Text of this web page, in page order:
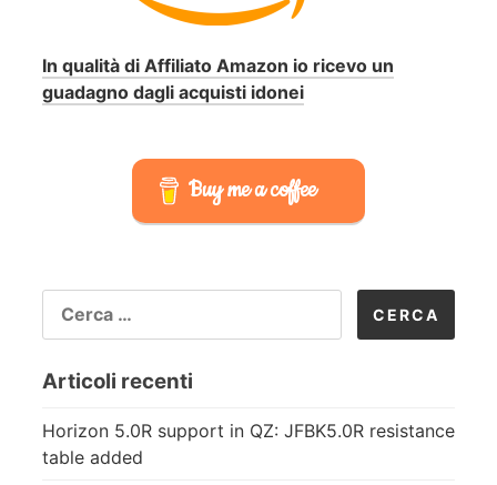
In qualità di Affiliato Amazon io ricevo un
guadagno dagli acquisti idonei
Buy me a coffee
PER:
Articoli recenti
Horizon 5.0R support in QZ: JFBK5.0R resistance
table added